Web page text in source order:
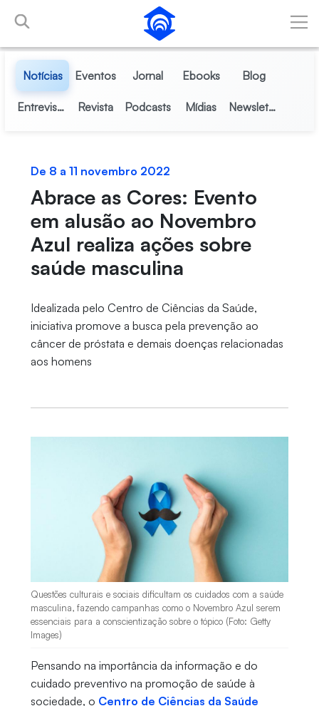
Pular para o Conteúdo principal
Notícias Eventos Jornal Ebooks Blog
Entrevistas Revista Podcasts Mídias Newsletter
De 8 a 11 novembro 2022
Abrace as Cores: Evento
em alusão ao Novembro
Azul realiza ações sobre
saúde masculina
Idealizada pelo Centro de Ciências da Saúde,
iniciativa promove a busca pela prevenção ao
câncer de próstata e demais doenças relacionadas
aos homens
Questões culturais e sociais dificultam os cuidados com a saúde
masculina, fazendo campanhas como o Novembro Azul serem
essenciais para a conscientização sobre o tópico (Foto: Getty
Images)
Pensando na importância da informação e do
cuidado preventivo na promoção de saúde à
sociedade, o Centro de Ciências da Saúde